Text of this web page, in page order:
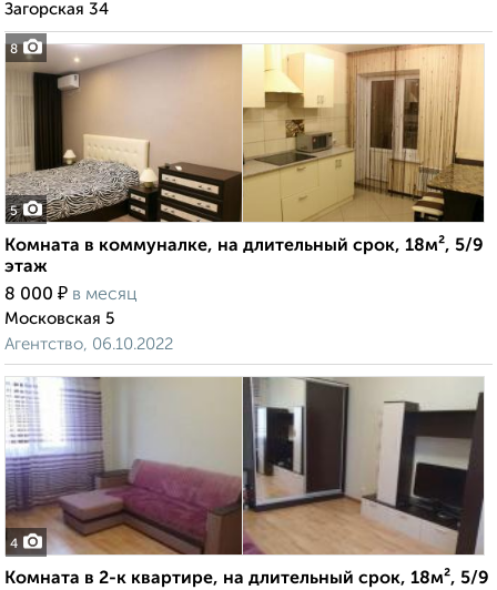
8
Загорская 34
5
Комната в коммуналке, на длительный срок, 18м², 5/9
этаж
8 000 ₽ в месяц
Московская 5
Агентство, 06.10.2022
4
Комната в 2-к квартире, на длительный срок, 18м², 5/9